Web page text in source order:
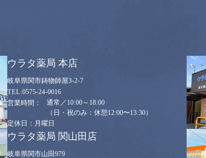
ウラタ薬局 本店
岐阜県関市鋳物師屋3-2-7
0575-24-0016
通常／10:00～18:00
（日・祝のみ：休憩12:00〜13:30）
月曜日
ウラタ薬局 関山田店
岐阜県関市山田979